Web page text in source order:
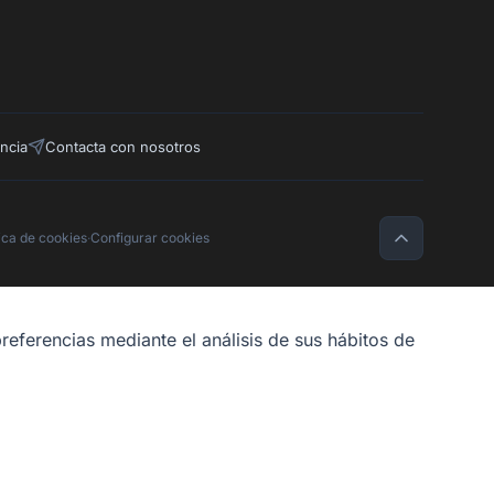
Contacta con nosotros
de cookies·Configurar cookies
mediante el análisis de sus hábitos de